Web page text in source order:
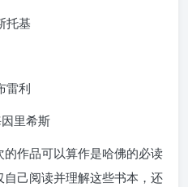
托基
雷利
里希斯
作品可以算作是哈佛的必读
己阅读并理解这些书本，还